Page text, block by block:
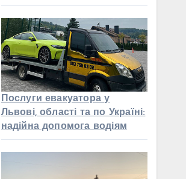
Послуги евакуатора у
Львові, області та по Україні:
надійна допомога водіям